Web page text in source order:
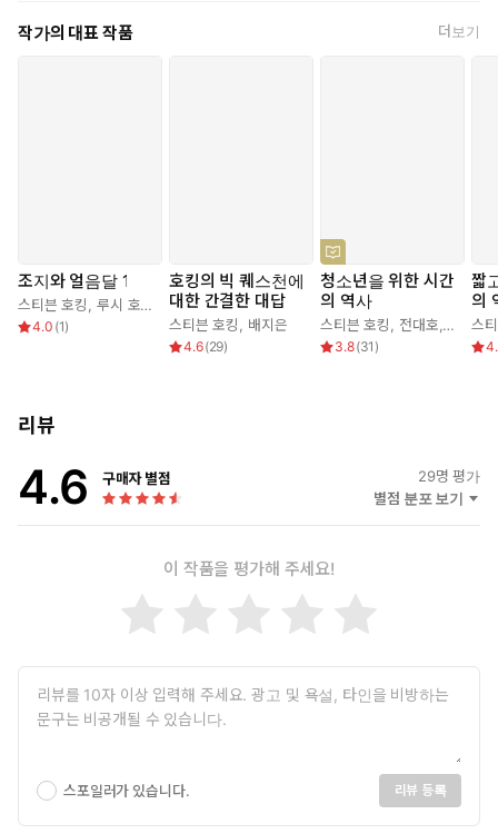
이, 창의력으로 이 도전들을 해결하고 돌파할 수 있다고 우리에게
작가의 대표 작품 더보기
조지와 얼음달 1
스티븐 호킹 루시 호킹 림 게리 파슨스 ,고정아
4.0 (1)
호킹의 빅 퀘스천에
대한 간결한 대답
스티븐 호킹 배지은
4.6(29)
청소년을 위한 시간
의 역사
스티븐 호킹 전대호 이명균
3.8(31 )
짧
의
스
리뷰
4.6 구매자 별점 29명 평가
별점 분포 보기
이 작품을 평가해 주세요!
스포일러가 있습니다. 리뷰 등록